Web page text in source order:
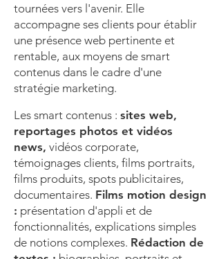
tournées vers l'avenir. Elle
accompagne ses clients pour établir
une présence web pertinente et
rentable, aux moyens de smart
contenus dans le cadre d'une
stratégie marketing.
Les smart contenus : sites web,
reportages photos et vidéos
news, vidéos corporate,
témoignages clients, films portraits,
films produits, spots publicitaires,
documentaires. Films motion design
: présentation d'appli et de
fonctionnalités, explications simples
de notions complexes. Rédaction de